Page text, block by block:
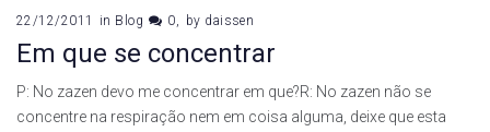
22/12/2011 in Blog 0 by daissen
Em que se concentrar
P: No zazen devo me concentrar em que?R: No zazen não se
concentre na respiração nem em coisa alguma, deixe que esta